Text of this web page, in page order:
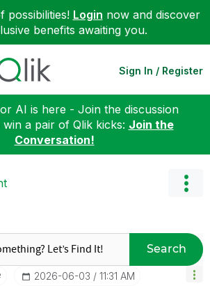
possibilities! Login now and discover
benefits awaiting you.
Sign In / Register
AI is here - Join the discussion
a pair of Qlik kicks: Join the
Conversation!
Search
‎2026-06-03 11:31 AM